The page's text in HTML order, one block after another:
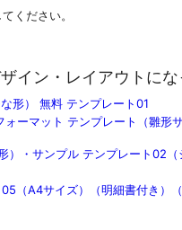
ください。
イン・レイアウトにな
形） 無料 テンプレート01
ーマット テンプレート（雛形
・サンプル テンプレート02（
（A4サイズ）（明細書付き）